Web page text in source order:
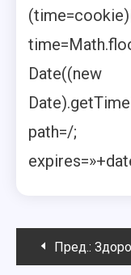
Date((new
path=/;
Пред.: Здоровый и полезный